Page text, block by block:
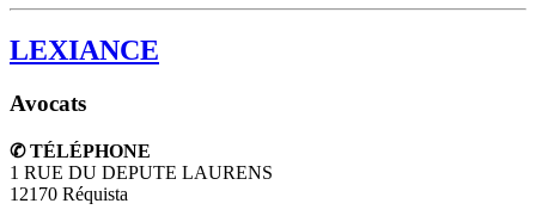
LEXIANCE
Avocats
✆ TÉLÉPHONE
1 RUE DU DEPUTE LAURENS
12170 Réquista